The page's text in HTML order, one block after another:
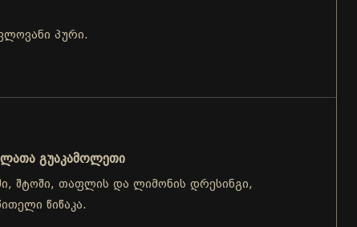
პური.
გუაკამოლეთი
შტოში, თაფლის და ლიმონის დრესინგი,
წიწაკა.